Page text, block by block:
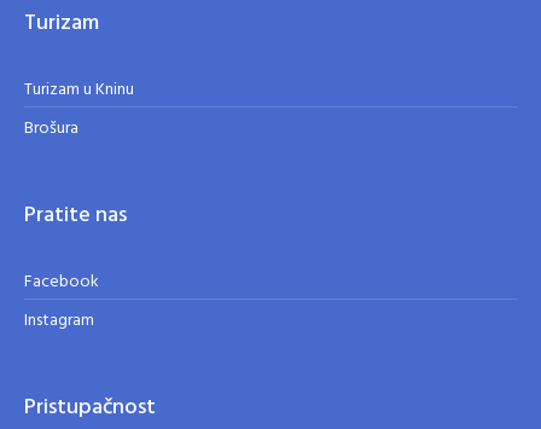
Turizam
Turizam u Kninu
Brošura
Pratite nas
Facebook
Instagram
Pristupačnost